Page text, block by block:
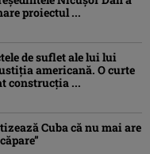
proiectul ...
de suflet ale lui lui
americană. O curte
construcția ...
Cuba că nu mai are